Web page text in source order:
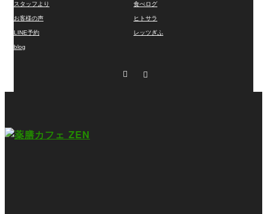
スタッフより
お客様の声
LINE予約
blog
食べログ
ヒトサラ
レッツぎふ